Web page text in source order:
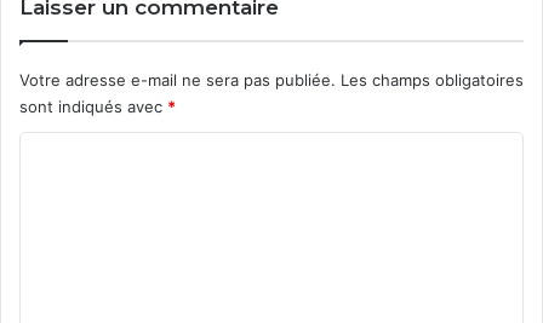
Laisser un commentaire
Votre adresse e-mail ne sera pas publiée. Les champs obligatoires
sont indiqués avec *